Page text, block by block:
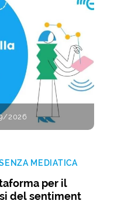
2026
MEDIATICA
per il
del sentiment